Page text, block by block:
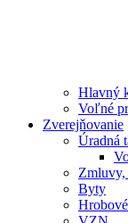
Hlavný
Voľné
Zverejňovanie
Úradná
Byty